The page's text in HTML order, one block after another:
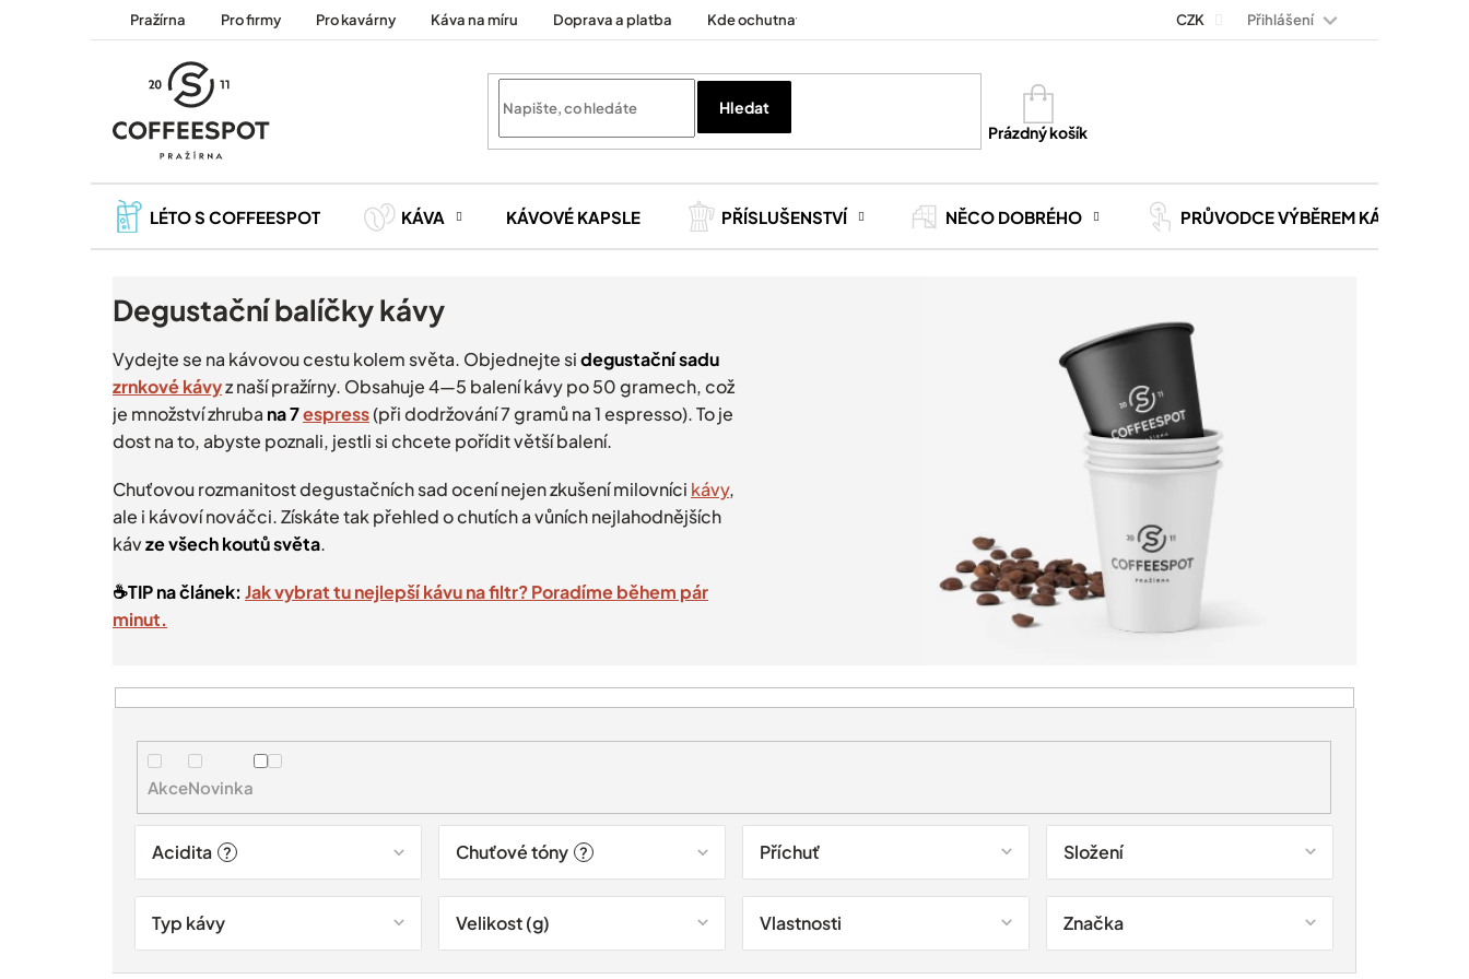
Pražírna Pro firmy Pro kavárny Káva na míru Doprava a platba Kde ochutnat Kontakt Kariéra
CZK Přihlášení
Hledat
Nákupní
košík
Prázdný košík
LÉTO S COFFEESPOT KÁVA KÁVOVÉ KAPSLE PŘÍSLUŠENSTVÍ NĚCO DOBRÉHO PRŮVODCE VÝBĚREM KÁVY
Degustační balíčky kávy
Vydejte se na kávovou cestu kolem světa. Objednejte sidegustační sadu
zrnkové kávyz naší pražírny. Obsahuje 4—5 balení kávy po 50 gramech, což
je množství zhruba na 7espress(při dodržování 7 gramů na 1 espresso). To je
dost na to, abyste poznali, jestli si chcete pořídit větší balení.
Chuťovou rozmanitost degustačních sad ocení nejen zkušení milovníci kávy,
ale i kávoví nováčci. Získáte tak přehled o chutích a vůních nejlahodnějších
kávze všech koutů světa.
☕️TIP na článek: Jak vybrat tu nejlepší kávu na filtr? Poradíme během pár
minut.
AkceNovinka
Acidita ? Chuťové tóny ? Příchuť Složení
Typ kávy Velikost (g) Vlastnosti Značka
V